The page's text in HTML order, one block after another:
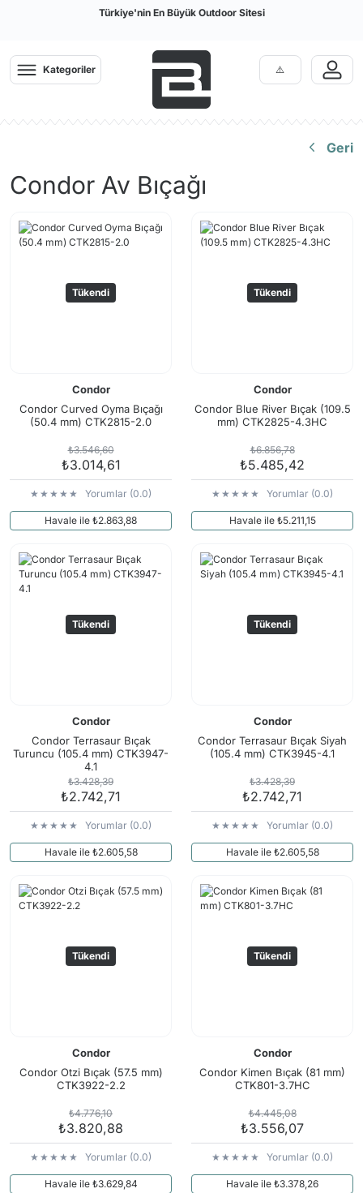
Türkiye'nin En Büyük Outdoor Sitesi
Kategoriler
Geri
Condor Av Bıçağı
Tükendi
Condor
Condor Curved Oyma Bıçağı
(50.4 mm) CTK2815-2.0
₺3.546,60
₺3.014,61
Yorumlar (0.0)
Havale ile ₺2.863,88
Tükendi
Condor
Condor Blue River Bıçak (109.5
mm) CTK2825-4.3HC
₺6.856,78
₺5.485,42
Yorumlar (0.0)
Havale ile ₺5.211,15
Tükendi
Condor
Condor Terrasaur Bıçak
Turuncu (105.4 mm) CTK3947-
4.1
₺3.428,39
₺2.742,71
Yorumlar (0.0)
Havale ile ₺2.605,58
Tükendi
Condor
Condor Terrasaur Bıçak Siyah
(105.4 mm) CTK3945-4.1
₺3.428,39
₺2.742,71
Yorumlar (0.0)
Havale ile ₺2.605,58
Tükendi
Condor
Condor Otzi Bıçak (57.5 mm)
CTK3922-2.2
₺4.776,10
₺3.820,88
Yorumlar (0.0)
Havale ile ₺3.629,84
Tükendi
Condor
Condor Kimen Bıçak (81 mm)
CTK801-3.7HC
₺4.445,08
₺3.556,07
Yorumlar (0.0)
Havale ile ₺3.378,26